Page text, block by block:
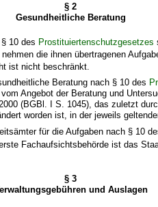
§ 2
Gesundheitliche Beratung
10 des Prostituiertenschutzgesetzes
die ihnen übertragenen
ist nicht beschränkt.
Beratung nach § 10 des
Angebot der Beratung und
(BGBl. I S. 1045), das zuletzt
worden ist, in der jeweils
für die Aufgaben nach § 10
Fachaufsichtsbehörde ist das
§ 3
und Auslagen